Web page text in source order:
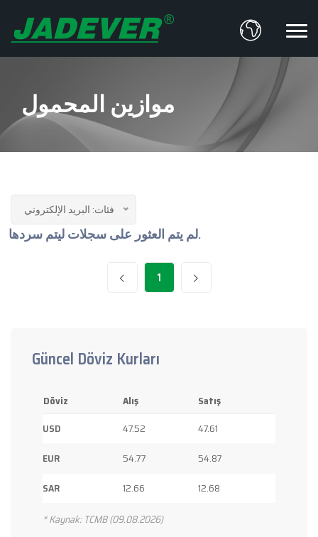
موازين المحمول
Güncel Döviz Kurları
Döviz Alış
Satış
USD
47.52
47.61
EUR
54.77
54.87
SAR
12.66
12.68
* Kaynak: TCMB (09.08.2026)
فئات: البريد الإلكتروني
لم يتم العثور على سجلات ليتم سردها.
1